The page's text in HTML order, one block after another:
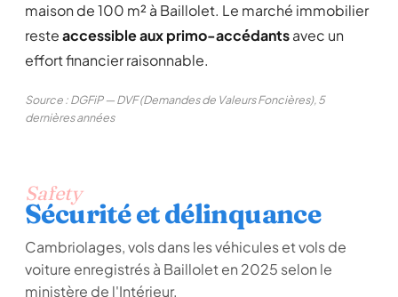
maison de 100 m² à Baillolet. Le marché immobilier
resteaccessible aux primo-accédantsavec un
effort financier raisonnable.
Source : DGFiP — DVF (Demandes de Valeurs Foncières), 5
dernières années
Safety
Sécurité et délinquance
Cambriolages, vols dans les véhicules et vols de
voiture enregistrés à Baillolet en 2025 selon le
ministère de l'Intérieur.